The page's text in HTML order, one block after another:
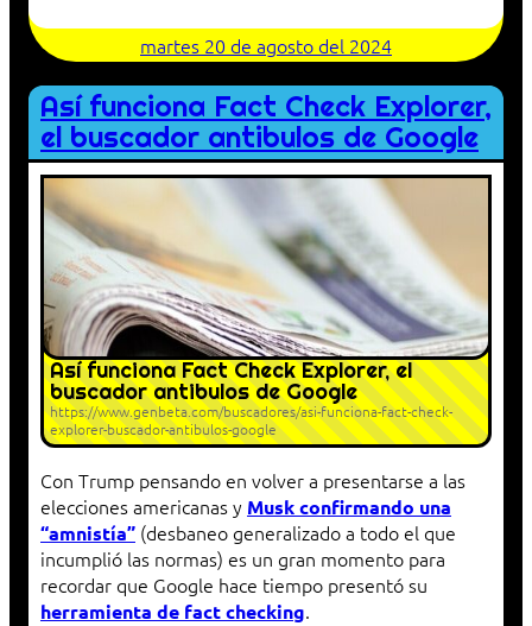
martes 20 de agosto del 2024
Así funciona Fact Check Explorer,
el buscador antibulos de Google
Así funciona Fact Check Explorer, el
buscador antibulos de Google
https://www.genbeta.com/buscadores/asi-funciona-fact-check-
explorer-buscador-antibulos-google
Con Trump pensando en volver a presentarse a las
elecciones americanas y Musk confirmando una
“amnistía” (desbaneo generalizado a todo el que
incumplió las normas) es un gran momento para
recordar que Google hace tiempo presentó su
herramienta de fact checking.